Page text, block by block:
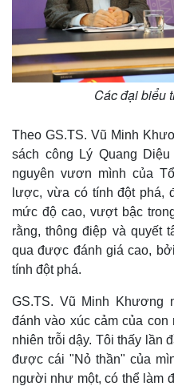
Thế giới
Quan sát
Hồ sơ
Các đại biểu
Theo GS.TS. Vũ Minh
sách công Lý Quang
nguyên vươn mình của
lược, vừa có tính đột
mức độ cao, vượt bậc
rằng, thông điệp và quyết
qua được đánh giá cao,
tính đột phá.
GS.TS. Vũ Minh Khương
đánh vào xúc cảm của
nhiên trỗi dậy. Tôi thấy lần
được cái "Nỏ thần" của
người như một, có thể làm